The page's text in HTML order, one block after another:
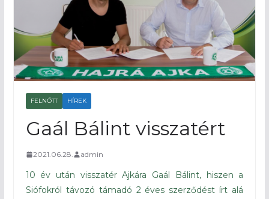
FELNŐTT HÍREK
Gaál Bálint visszatért
2021.06.28. admin
10 év után visszatér Ajkára Gaál Bálint, hiszen a
Siófokról távozó támadó 2 éves szerződést írt alá